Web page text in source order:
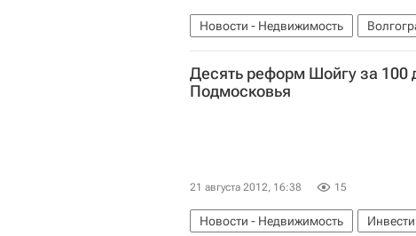
Новости - Недвижимость
Подготовка к ЧМ-2018
Десять реформ Шойгу за 100
Подмосковья
21 августа 2012, 16:38 15
Новости - Недвижимость